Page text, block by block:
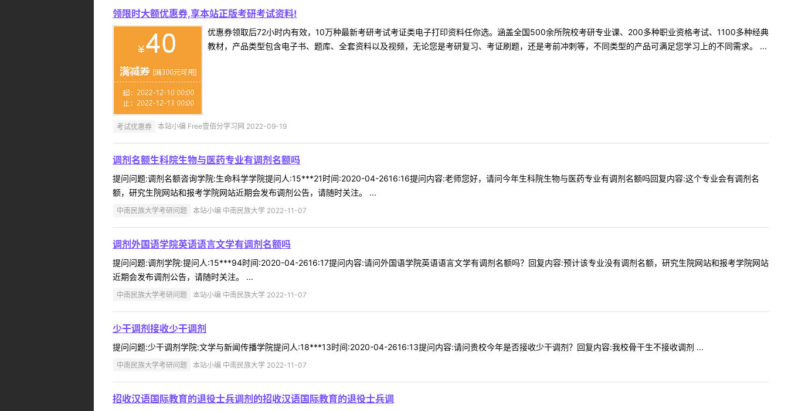
领限时大额优惠券,享本站正版考研考试资料!
优惠券领取后72小时内有效，10万种最新考研考试考证类电子打印资料任你选。涵盖全国500余所院校考研专业课、200多种职业资格考试、1100多种经典
教材，产品类型包含电子书、题库、全套资料以及视频，无论您是考研复习、考证刷题，还是考前冲刺等，不同类型的产品可满足您学习上的不同需求。 ...
考试优惠券 本站小编 Free壹佰分学习网 2022-09-19
调剂名额生科院生物与医药专业有调剂名额吗
提问问题:调剂名额咨询学院:生命科学学院提问人:15***21时间:2020-04-2616:16提问内容:老师您好，请问今年生科院生物与医药专业有调剂名额吗回复内容:这个专业会有调剂名
额，研究生院网站和报考学院网站近期会发布调剂公告，请随时关注。 ...
中南民族大学考研问题 本站小编 中南民族大学 2022-11-07
调剂外国语学院英语语言文学有调剂名额吗
提问问题:调剂学院:提问人:15***94时间:2020-04-2616:17提问内容:请问外国语学院英语语言文学有调剂名额吗？回复内容:预计该专业没有调剂名额，研究生院网站和报考学院网站
近期会发布调剂公告，请随时关注。 ...
中南民族大学考研问题 本站小编 中南民族大学 2022-11-07
少干调剂接收少干调剂
提问问题:少干调剂学院:文学与新闻传播学院提问人:18***13时间:2020-04-2616:13提问内容:请问贵校今年是否接收少干调剂？回复内容:我校骨干生不接收调剂 ...
中南民族大学考研问题 本站小编 中南民族大学 2022-11-07
招收汉语国际教育的退役士兵调剂的招收汉语国际教育的退役士兵调